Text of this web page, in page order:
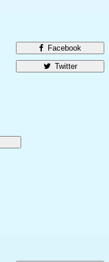
Facebook
Twitter